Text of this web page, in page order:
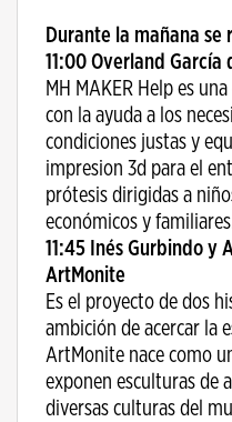
Durante la mañana
11:00 Overland García
MH MAKER Help es
con la ayuda a los
condiciones justas y
impresion 3d para el
prótesis dirigidas a
económicos y
11:45 Inés Gurbindo y
ArtMonite
Es el proyecto de dos
ambición de acercar la
ArtMonite nace como
exponen esculturas de
diversas culturas del